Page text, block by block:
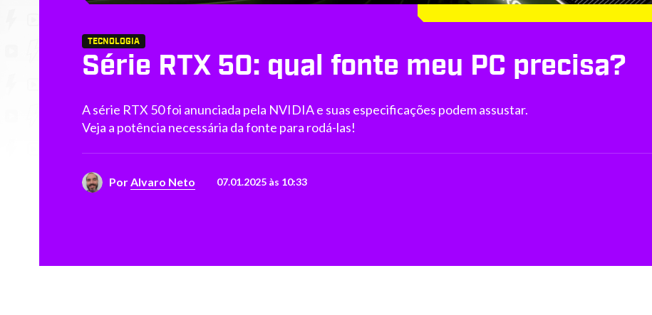
TECNOLOGIA
Série RTX 50: qual fonte meu PC precisa?
A série RTX 50 foi anunciada pela NVIDIA e suas especificações podem assustar.
Veja a potência necessária da fonte para rodá-las!
PorAlvaro Neto 07.01.2025 às 10:33